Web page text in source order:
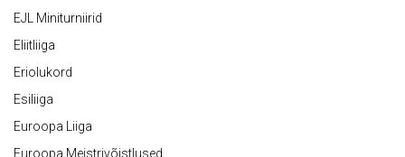
EJL Miniturniirid
Eliitliiga
Eriolukord
Esiliiga
Euroopa Liiga
Euroopa Meistrivõistlused